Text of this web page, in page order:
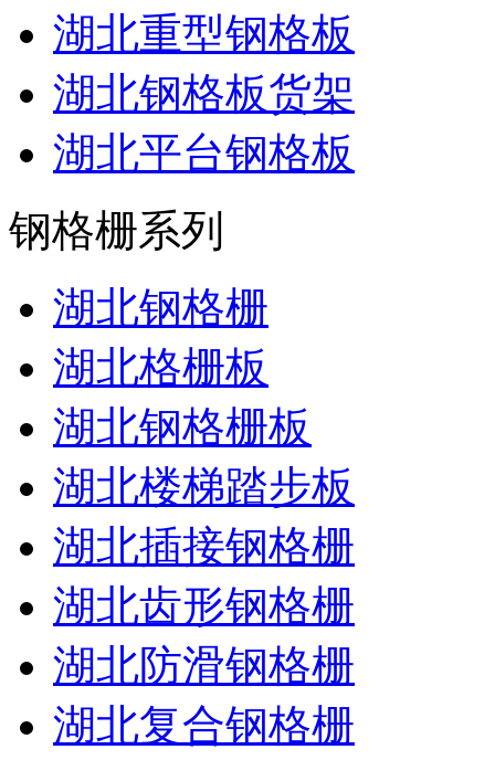
湖北重型钢格板
湖北钢格板货架
湖北平台钢格板
钢格栅系列
湖北钢格栅
湖北格栅板
湖北钢格栅板
湖北楼梯踏步板
湖北插接钢格栅
湖北齿形钢格栅
湖北防滑钢格栅
湖北复合钢格栅